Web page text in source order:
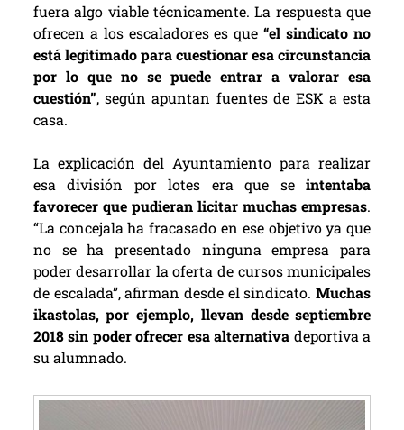
fuera algo viable técnicamente. La respuesta que
ofrecen a los escaladores es que “el sindicato no
está legitimado para cuestionar esa circunstancia
por lo que no se puede entrar a valorar esa
cuestión”, según apuntan fuentes de ESK a esta
casa.
La explicación del Ayuntamiento para realizar
esa división por lotes era que seintentaba
favorecer que pudieran licitar muchas empresas.
“La concejala ha fracasado en ese objetivo ya que
no se ha presentado ninguna empresa para
poder desarrollar la oferta de cursos municipales
de escalada”, afirman desde el sindicato.Muchas
ikastolas, por ejemplo, llevan desde septiembre
2018 sin poder ofrecer esa alternativa deportiva a
su alumnado.